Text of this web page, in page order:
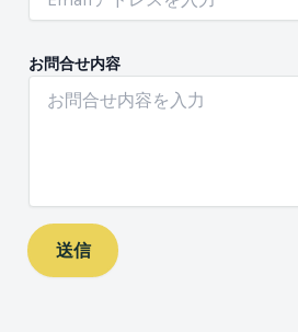
問
せ
内
ア
ド
レ
お問合せ内容
送信